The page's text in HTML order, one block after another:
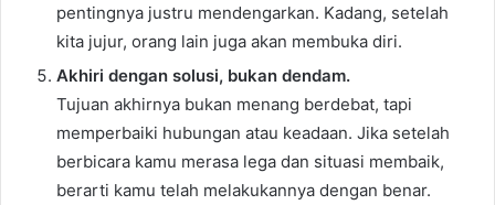
pentingnya justru mendengarkan. Kadang, setelah
kita jujur, orang lain juga akan membuka diri.
Akhiri dengan solusi, bukan dendam.
Tujuan akhirnya bukan menang berdebat, tapi
memperbaiki hubungan atau keadaan. Jika setelah
berbicara kamu merasa lega dan situasi membaik,
berarti kamu telah melakukannya dengan benar.